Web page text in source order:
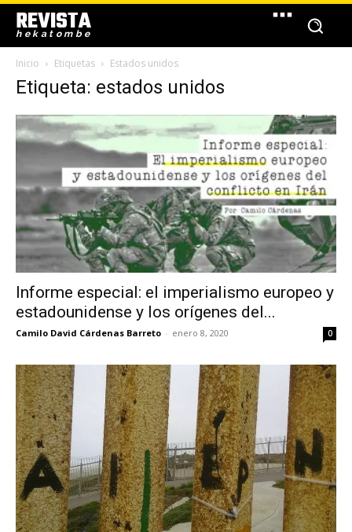
REVISTA
hekatombe
Inicio Etiquetas Estados unidos
Etiqueta: estados unidos
Informe especial: el imperialismo europeo y
estadounidense y los orígenes del...
Camilo David Cárdenas Barreto - enero 8, 2020 0